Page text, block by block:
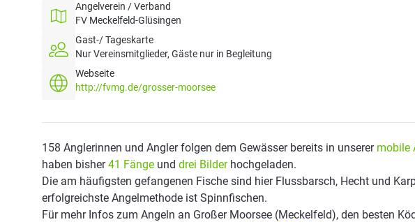
Angelverein / Verband
FV Meckelfeld-Glüsingen
Gast-/ Tageskarte
Nur Vereinsmitglieder, Gäste nur in Begleitung
Webseite
http://fvmg.de/grosser-moorsee
158 Anglerinnen und Angler folgen dem Gewässer bereits in unserer mobile
haben bisher41 Fänge und drei Bilderhochgeladen.
Die am häufigsten gefangenen Fische sind hier Flussbarsch, Hecht und
erfolgreichste Angelmethode ist Spinnfischen.
Für mehr Infos zum Angeln an Großer Moorsee (Meckelfeld), den besten